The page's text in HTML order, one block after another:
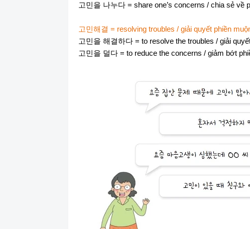
고민을 나누다= share one’s concerns / chia sẻ về
고민해결 = resolving troubles / giải quyết phiền
고민을 해결하다= to resolve the troubles / giải
고민을 덜다= to reduce the concerns / giảm bớt